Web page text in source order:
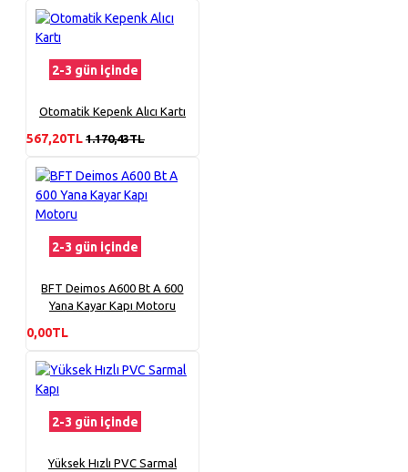
2-3 gün içinde
Otomatik Kepenk Alıcı Kartı
567,20TL 1.170,43TL
2-3 gün içinde
BFT Deimos A600 Bt A 600
Yana Kayar Kapı Motoru
0,00TL
2-3 gün içinde
Yüksek Hızlı PVC Sarmal